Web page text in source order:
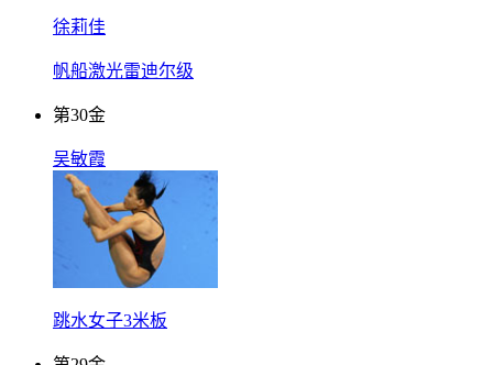
徐莉佳
帆船激光雷迪尔级
第30金
吴敏霞
跳水女子3米板